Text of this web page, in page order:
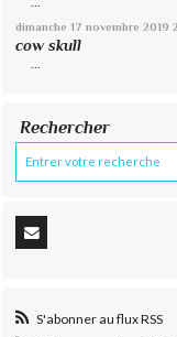
dimanche 17 novembre 2019
cow skull
...
Rechercher
S'abonner au flux RSS